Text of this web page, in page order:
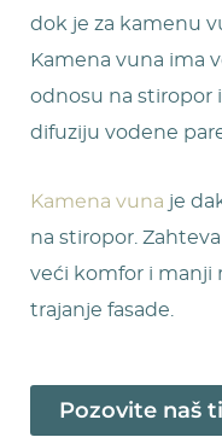
dok je za kamenu
Kamena vuna ima
odnosu na stiropor
difuziju vodene
Kamena vuna je
na stiropor.
veći komfor i manji
trajanje fasade.
Pozovite naš